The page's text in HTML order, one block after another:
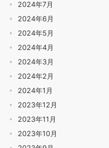
2024年7月
2024年6月
2024年5月
2024年4月
2024年3月
2024年2月
2024年1月
2023年12月
2023年11月
2023年10月